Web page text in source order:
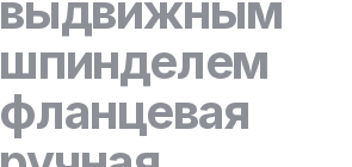
шпинделем
фланцевая